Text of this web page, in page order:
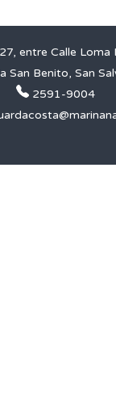
entre Calle
San Benito, San
2591-9004